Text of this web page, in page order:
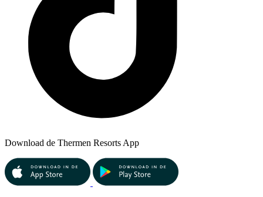
Download de Thermen Resorts App